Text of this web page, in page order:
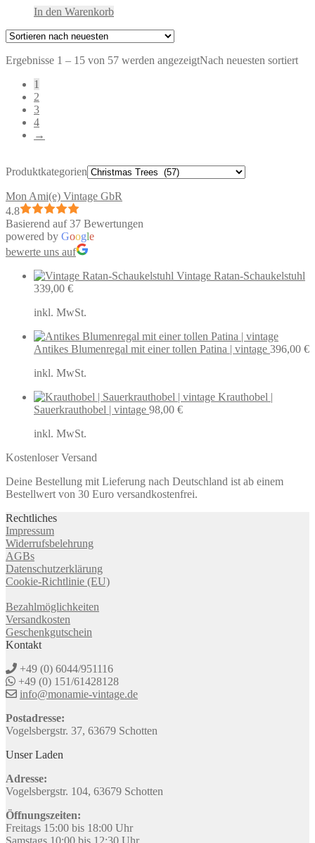
In den Warenkorb
Ergebnisse 1 – 15 von 57 werden angezeigtNach neuesten sortiert
1
2
3
4
→
Produktkategorien
Mon Ami(e) Vintage GbR
4.8
Basierend auf 37 Bewertungen
powered by Google
bewerte uns auf
Vintage Ratan-Schaukelstuhl
339,00 €
inkl. MwSt.
Antikes Blumenregal mit einer tollen Patina | vintage 396,00 €
inkl. MwSt.
Krauthobel |
Sauerkrauthobel | vintage 98,00 €
inkl. MwSt.
Kostenloser Versand
Deine Bestellung mit Lieferung nach Deutschland ist ab einem
Bestellwert von 30 Euro versandkostenfrei.
Rechtliches
Impressum
Widerrufsbelehrung
AGBs
Datenschutzerklärung
Cookie-Richtlinie (EU)
Bezahlmöglichkeiten
Versandkosten
Geschenkgutschein
Kontakt
+49 (0) 6044/951116
+49 (0) 151/61428128
info@monamie-vintage.de
Postadresse:
Vogelsbergstr. 37, 63679 Schotten
Unser Laden
Adresse:
Vogelsbergstr. 104, 63679 Schotten
Öffnungszeiten:
Freitags 15:00 bis 18:00 Uhr
Samstags 10:00 bis 12:30 Uhr